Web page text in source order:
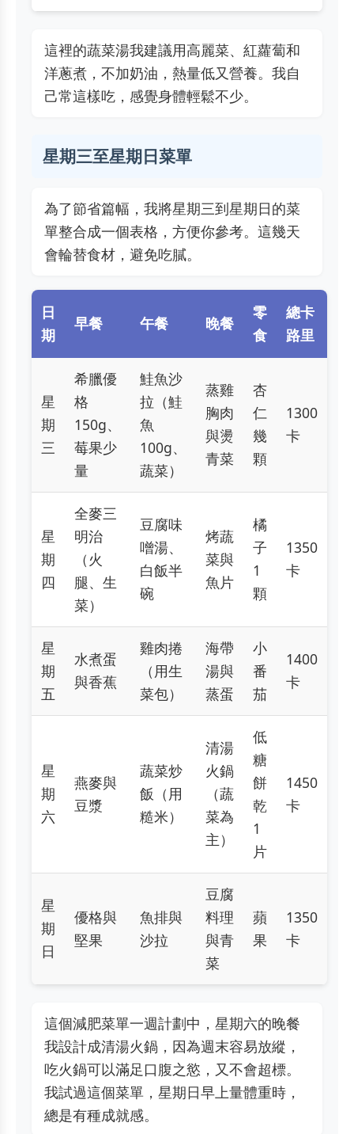
這裡的蔬菜湯我建議用高麗菜、紅蘿蔔和
洋蔥煮，不加奶油，熱量低又營養。我自
己常這樣吃，感覺身體輕鬆不少。
星期三至星期日菜單
為了節省篇幅，我將星期三到星期日的菜
單整合成一個表格，方便你參考。這幾天
會輪替食材，避免吃膩。
日
期
早餐 午餐 晚餐
零
食
總卡
路里
星
期
三
希臘優
格
150g、
莓果少
量
鮭魚沙
拉（鮭
魚
100g、
蔬菜）
蒸雞
胸肉
與燙
青菜
杏
仁
幾
顆
1300
卡
星
期
四
全麥三
明治
（火
腿、生
菜）
豆腐味
噌湯、
白飯半
碗
烤蔬
菜與
魚片
橘
子
1
顆
1350
卡
星
期
五
水煮蛋
與香蕉
雞肉捲
（用生
菜包）
海帶
湯與
蒸蛋
小
番
茄
1400
卡
星
期
六
燕麥與
豆漿
蔬菜炒
飯（用
糙米）
清湯
火鍋
（蔬
菜為
主）
低
糖
餅
乾
1
片
1450
卡
星
期
日
優格與
堅果
魚排與
沙拉
豆腐
料理
與青
菜
蘋
果
1350
卡
這個減肥菜單一週計劃中，星期六的晚餐
我設計成清湯火鍋，因為週末容易放縱，
吃火鍋可以滿足口腹之慾，又不會超標。
我試過這個菜單，星期日早上量體重時，
總是有種成就感。